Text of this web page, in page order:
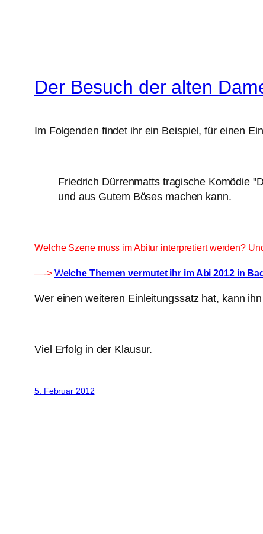
Der Besuch der alten
Im Folgenden findet ihr ein Beispiel, für einen
Friedrich Dürrenmatts tragische Komödie
und aus Gutem Böses machen kann.
Welche Szene muss im Abitur interpretiert werden?
—-> Welche Themen vermutet ihr im Abi 2012 in
Wer einen weiteren Einleitungssatz hat, kann
Viel Erfolg in der Klausur.
5. Februar 2012